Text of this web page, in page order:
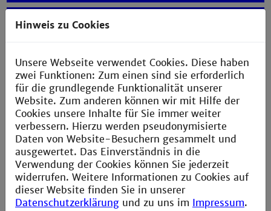
Gehen meine alten E-Mails verloren, wenn
ich auf die neue Adresse umstelle?
Weiterleitung auf die neue Adresse
einrichten?
Ist meine dienstliche E-Mail-Adresse
weiterhin in den zentralen hochschulweiten
E-Mail-Verteilern eingetragen?
Meine alte E-Mail-Adresse ist in einem
fremden E-Mail-Verteiler eingetragen.
Wie logge ich mich bei Webmail/Pronto ein?
Ich habe ein anderes Problem oder Frage
Hinweis zu Cookies
Unsere Webseite verwendet Cookies. Diese haben
zwei Funktionen: Zum einen sind sie erforderlich
für die grundlegende Funktionalität unserer
Website. Zum anderen können wir mit Hilfe der
Cookies unsere Inhalte für Sie immer weiter
verbessern. Hierzu werden pseudonymisierte
Daten von Website-Besuchern gesammelt und
ausgewertet. Das Einverständnis in die
Verwendung der Cookies können Sie jederzeit
widerrufen. Weitere Informationen zu Cookies auf
dieser Website finden Sie in unserer
Datenschutzerklärung und zu uns im Impressum.